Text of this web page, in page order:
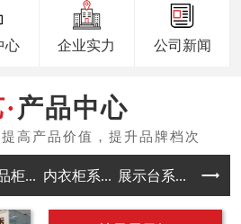
心 企业实力 公司新闻
产品中心
柜... 内衣柜系... 展示台系... 中岛